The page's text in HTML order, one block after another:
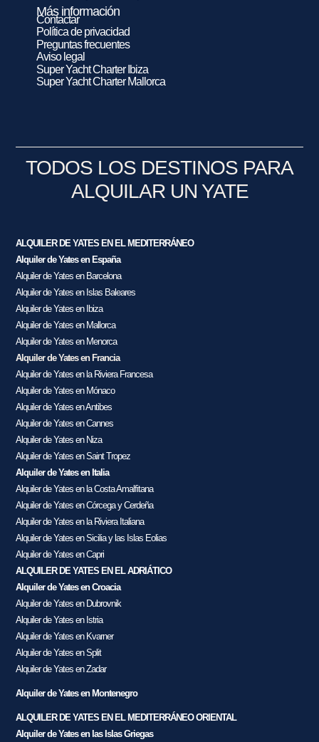
Más información
Contactar
Política de privacidad
Preguntas frecuentes
Aviso legal
Super Yacht Charter Ibiza
Super Yacht Charter Mallorca
TODOS LOS DESTINOS PARA
ALQUILAR UN YATE
ALQUILER DE YATES EN EL MEDITERRÁNEO
Alquiler de Yates en España
Alquiler de Yates en Barcelona
Alquiler de Yates en Islas Baleares
Alquiler de Yates en Ibiza
Alquiler de Yates en Mallorca
Alquiler de Yates en Menorca
Alquiler de Yates en Francia
Alquiler de Yates en la Riviera Francesa
Alquiler de Yates en Mónaco
Alquiler de Yates en Antibes
Alquiler de Yates en Cannes
Alquiler de Yates en Niza
Alquiler de Yates en Saint Tropez
Alquiler de Yates en Italia
Alquiler de Yates en la Costa Amalfitana
Alquiler de Yates en Córcega y Cerdeña
Alquiler de Yates en la Riviera Italiana
Alquiler de Yates en Sicilia y las Islas Eolias
Alquiler de Yates en Capri
ALQUILER DE YATES EN EL ADRIÁTICO
Alquiler de Yates en Croacia
Alquiler de Yates en Dubrovnik
Alquiler de Yates en Istria
Alquiler de Yates en Kvarner
Alquiler de Yates en Split
Alquiler de Yates en Zadar
Alquiler de Yates en Montenegro
ALQUILER DE YATES EN EL MEDITERRÁNEO ORIENTAL
Alquiler de Yates en las Islas Griegas